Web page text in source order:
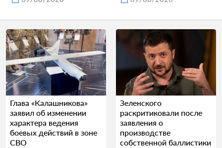
Глава «Калашникова»
заявил об изменении
характера ведения
боевых действий в зоне
СВО
Зеленского
раскритиковали после
заявления о
производстве
собственной баллистики